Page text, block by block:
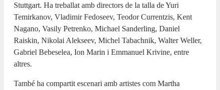
Stuttgart. Ha treballat amb directors de la talla de Yuri
Temirkanov, Vladimir Fedoseev, Teodor Currentzis, Kent
Nagano, Vasily Petrenko, Michael Sanderling, Daniel
Raiskin, Nikolai Alekseev, Michel Tabachnik, Walter Weller,
Gabriel Bebeselea, Ion Marin i Emmanuel Krivine, entre
altres.
També ha compartit escenari amb artistes com Martha